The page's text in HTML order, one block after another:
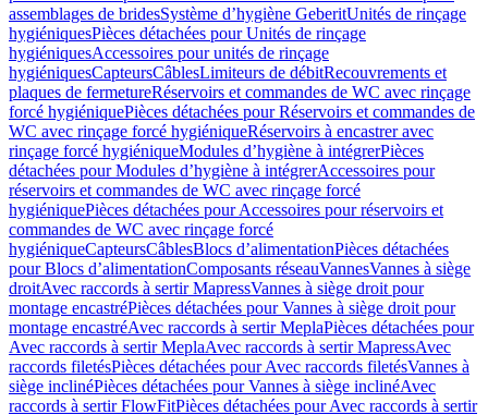
assemblages de bridesSystème d’hygiène GeberitUnités de rinçage
hygiéniquesPièces détachées pour Unités de rinçage
hygiéniquesAccessoires pour unités de rinçage
hygiéniquesCapteursCâblesLimiteurs de débitRecouvrements et
plaques de fermetureRéservoirs et commandes de WC avec rinçage
forcé hygiéniquePièces détachées pour Réservoirs et commandes de
WC avec rinçage forcé hygiéniqueRéservoirs à encastrer avec
rinçage forcé hygiéniqueModules d’hygiène à intégrerPièces
détachées pour Modules d’hygiène à intégrerAccessoires pour
réservoirs et commandes de WC avec rinçage forcé
hygiéniquePièces détachées pour Accessoires pour réservoirs et
commandes de WC avec rinçage forcé
hygiéniqueCapteursCâblesBlocs d’alimentationPièces détachées
pour Blocs d’alimentationComposants réseauVannesVannes à siège
droitAvec raccords à sertir MapressVannes à siège droit pour
montage encastréPièces détachées pour Vannes à siège droit pour
montage encastréAvec raccords à sertir MeplaPièces détachées pour
Avec raccords à sertir MeplaAvec raccords à sertir MapressAvec
raccords filetésPièces détachées pour Avec raccords filetésVannes à
siège inclinéPièces détachées pour Vannes à siège inclinéAvec
raccords à sertir FlowFitPièces détachées pour Avec raccords à sertir